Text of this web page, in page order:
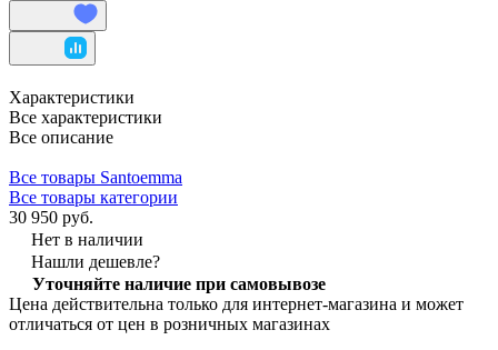
Характеристики
Все характеристики
Все описание
Все товары Santoemma
Все товары категории
30 950 руб.
Нет в наличии
Нашли дешевле?
Уточняйте наличие при самовывозе
Цена действительна только для интернет-магазина и может
отличаться от цен в розничных магазинах